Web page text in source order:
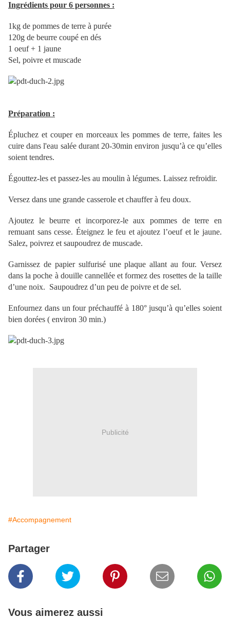
Ingrédients pour 6 personnes :
1kg de pommes de terre à purée
120g de beurre coupé en dés
1 oeuf + 1 jaune
Sel, poivre et muscade
Préparation :
Épluchez et couper en morceaux les pommes de terre, faites les
cuire dans l'eau salée durant 20-30min environ jusqu’à ce qu’elles
soient tendres.
Égouttez-les et passez-les au moulin à légumes. Laissez refroidir.
Versez dans une grande casserole et chauffer à feu doux.
Ajoutez le beurre et incorporez-le aux pommes de terre en
remuant sans cesse. Éteignez le feu et ajoutez l’oeuf et le jaune.
Salez, poivrez et saupoudrez de muscade.
Garnissez de papier sulfurisé une plaque allant au four. Versez
dans la poche à douille cannellée et formez des rosettes de la taille
d’une noix. Saupoudrez d’un peu de poivre et de sel.
Enfournez dans un four préchauffé à 180° jusqu’à qu’elles soient
bien dorées ( environ 30 min.)
Publicité
#Accompagnement
Partager
Vous aimerez aussi